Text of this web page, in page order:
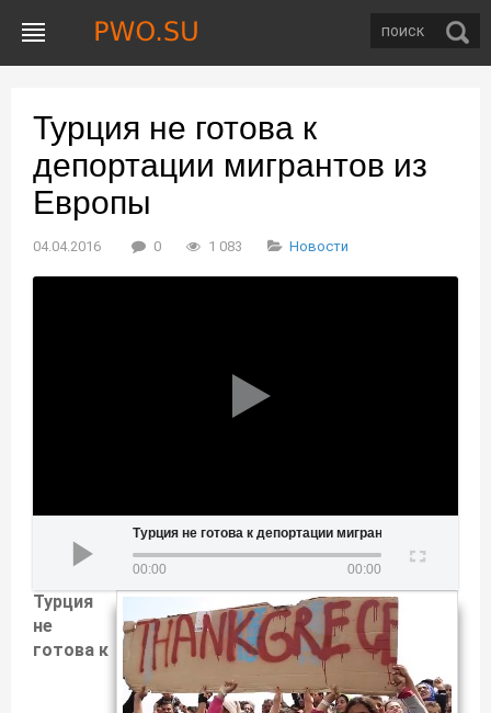
Турция не готова к
депортации мигрантов из
Европы
04.04.2016 0 1 083 Новости
Турция не готова к депортации мигрантов из Европы
00:00 00:00
Турция
не
готова к